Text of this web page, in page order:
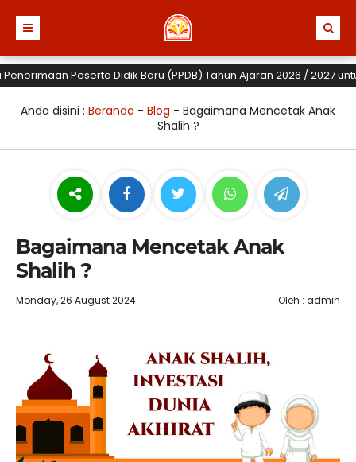
Peserta Didik Baru (PPDB) Tahun Ajaran 2026 / 2027 untuk
Anda disini : Beranda - Blog - Bagaimana Mencetak Anak
Shalih ?
Bagaimana Mencetak Anak
Shalih ?
Monday, 26 August 2024 Oleh : admin